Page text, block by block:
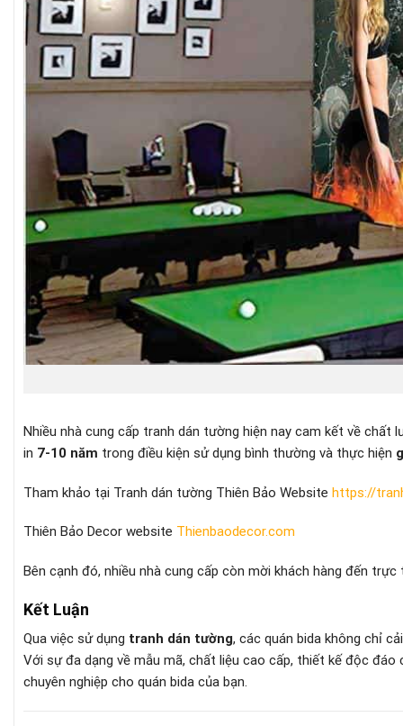
Nhiều nhà cung cấp tranh dán tường hiện nay cam kết về
in 7-10 năm trong điều kiện sử dụng bình thường và thực hiện
Tham khảo tại Tranh dán tường Thiên Bảo Website https://
Thiên Bảo Decor website Thienbaodecor.com
Bên cạnh đó, nhiều nhà cung cấp còn mời khách hàng đến
Kết Luận
Qua việc sử dụng tranh dán tường, các quán bida không chỉ
Với sự đa dạng về mẫu mã, chất liệu cao cấp, thiết kế độc
chuyên nghiệp cho quán bida của bạn.